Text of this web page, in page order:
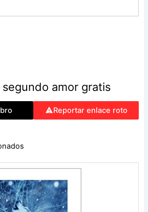
segundo amor gratis
Reportar enlace roto